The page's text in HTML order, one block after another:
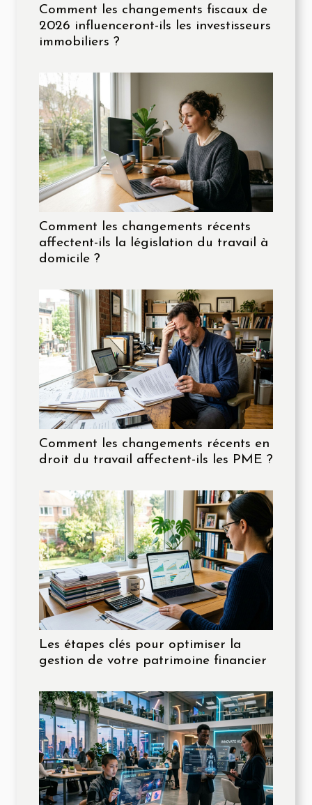
Comment les changements fiscaux de
2026 influenceront-ils les investisseurs
immobiliers ?
Comment les changements récents
affectent-ils la législation du travail à
domicile ?
Comment les changements récents en
droit du travail affectent-ils les PME ?
Les étapes clés pour optimiser la
gestion de votre patrimoine financier